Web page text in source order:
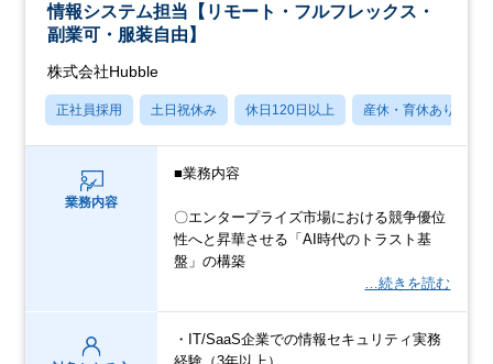
情報システム担当【リモート・フルフレックス・
副業可・服装自由】
株式会社Hubble
正社員採用 土日祝休み 休日120日以上 産休・育休あり
業務内容
■業務内容
〇エンタープライズ市場における競争優位
性へと昇華させる「AI時代のトラスト基
盤」の構築
…続きを読む
・IT/SaaS企業での情報セキュリティ実務